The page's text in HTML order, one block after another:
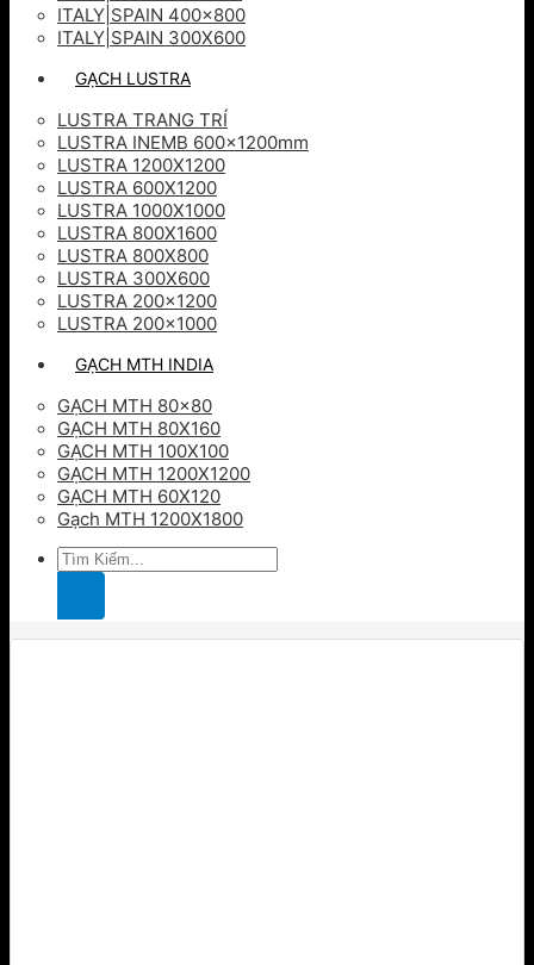
ITALY|SPAIN 400×800
ITALY|SPAIN 300X600
GẠCH LUSTRA
LUSTRA TRANG TRÍ
LUSTRA INEMB 600x1200mm
LUSTRA 1200X1200
LUSTRA 600X1200
LUSTRA 1000X1000
LUSTRA 800X1600
LUSTRA 800X800
LUSTRA 300X600
LUSTRA 200×1200
LUSTRA 200×1000
GẠCH MTH INDIA
GẠCH MTH 80×80
GẠCH MTH 80X160
GẠCH MTH 100X100
GẠCH MTH 1200X1200
GẠCH MTH 60X120
Gạch MTH 1200X1800
Tìm
kiếm: